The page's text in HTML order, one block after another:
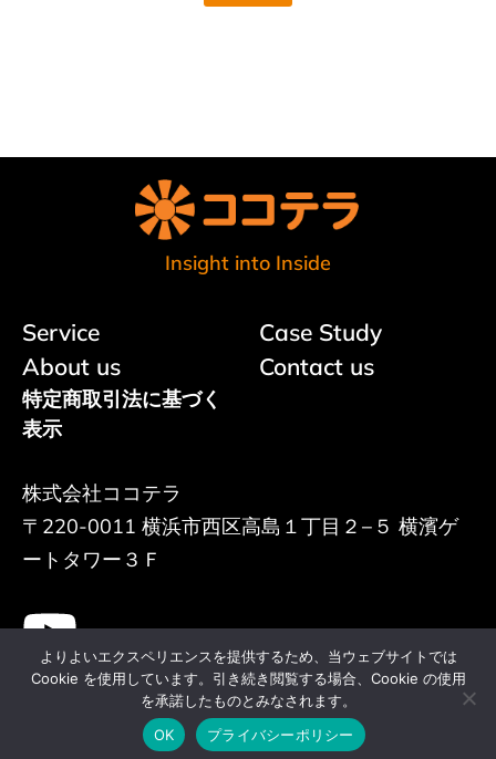
Insight into Inside
Service
About us
特定商取引法に基づく
表示
Case Study
Contact us
株式会社ココテラ
〒220-0011 横浜市西区高島１丁目２−５ 横濱ゲ
ートタワー３Ｆ
© 2024 Cocotera Corp.
よりよいエクスペリエンスを提供するため、当ウェブサイトでは
Cookie を使用しています。引き続き閲覧する場合、Cookie の使用
を承諾したものとみなされます。
OK
プライバシーポリシー